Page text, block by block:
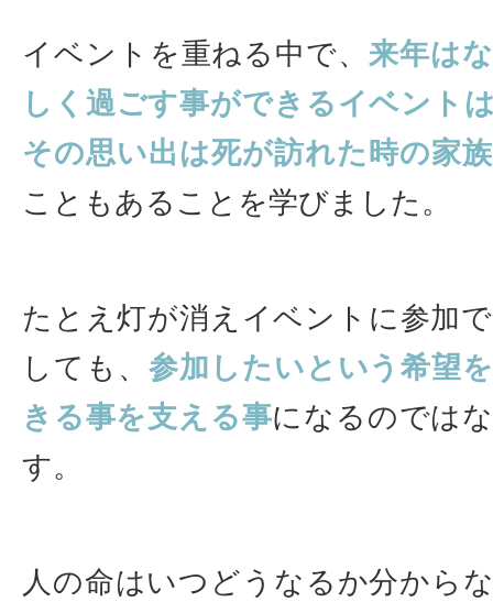
イベントを重ねる中で、 来年は
しく過ごす事ができるイベント
その思い出は死が訪れた時の家
こともあることを学びました。
たとえ灯が消えイベントに参加
しても、 参加したいという希望
きる事を支える事になるのでは
す。
人の命はいつどうなるか分から